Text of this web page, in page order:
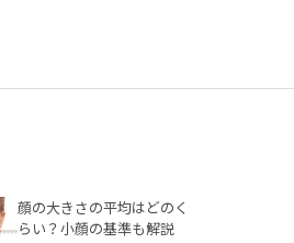
顔の大きさの平均はどのく
らい？小顔の基準も解説